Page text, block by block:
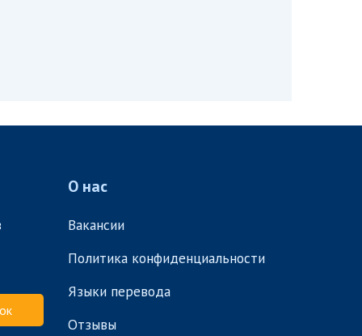
О нас
Вакансии
Политика конфиденциальности
Языки перевода
Отзывы